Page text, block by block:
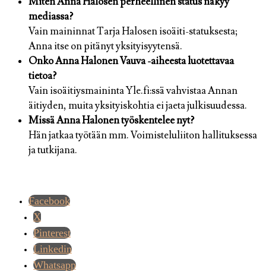
mediassa?
Vain maininnat Tarja Halosen isoäiti-statuksesta;
Anna itse on pitänyt yksityisyytensä.
Onko Anna Halonen Vauva -aiheesta luotettavaa
tietoa?
Vain isoäitiysmaininta Yle.fi:ssä vahvistaa Annan
äitiyden, muita yksityiskohtia ei jaeta julkisuudessa.
Missä Anna Halonen työskentelee nyt?
Hän jatkaa työtään mm. Voimisteluliiton hallituksessa
ja tutkijana.
Facebook
X
Pinterest
Linkedin
Whatsapp